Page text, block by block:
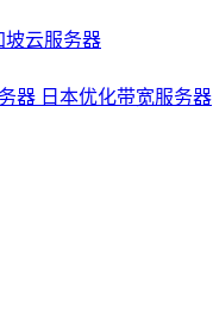
坡云服务器
器 日本优化带宽服务器